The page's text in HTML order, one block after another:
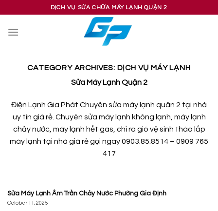
content
DỊCH VỤ SỬA CHỮA MÁY LẠNH QUẬN 2
CATEGORY ARCHIVES: DỊCH VỤ MÁY LẠNH
Sửa Máy Lạnh Quận 2
Điện Lạnh Gia Phát Chuyên sửa máy lạnh quân 2 tại nhà
uy tín giá rẻ. Chuyên sửa máy lạnh không lạnh, máy lạnh
chảy nước, máy lạnh hết gas, chỉ ra gió vệ sinh tháo lắp
máy lạnh tại nhà giá rẻ gọi ngay 0903.85.8514 – 0909 765
417
Sửa Máy Lạnh Âm Trần Chảy Nước Phường Gia Định
October 11, 2025